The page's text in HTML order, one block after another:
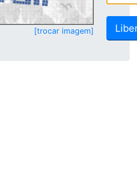
[trocar imagem]